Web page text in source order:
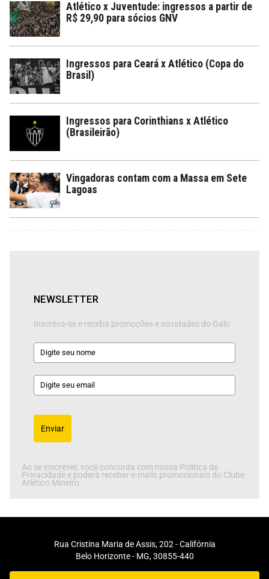
Atlético x Juventude: ingressos a partir de
R$ 29,90 para sócios GNV
Ingressos para Ceará x Atlético (Copa do
Brasil)
Ingressos para Corinthians x Atlético
(Brasileirão)
Vingadoras contam com a Massa em Sete
Lagoas
NEWSLETTER
Inscreva-se e receba promoções e novidades do Galo
Enviar
Ao se inscrever, você concorda com nossa Política de
Privacidade e poderá receber e-mails promocionais do Clube
Atlético Mineiro.
Rua Cristina Maria de Assis, 202 - Califórnia
Belo Horizonte - MG, 30855-440